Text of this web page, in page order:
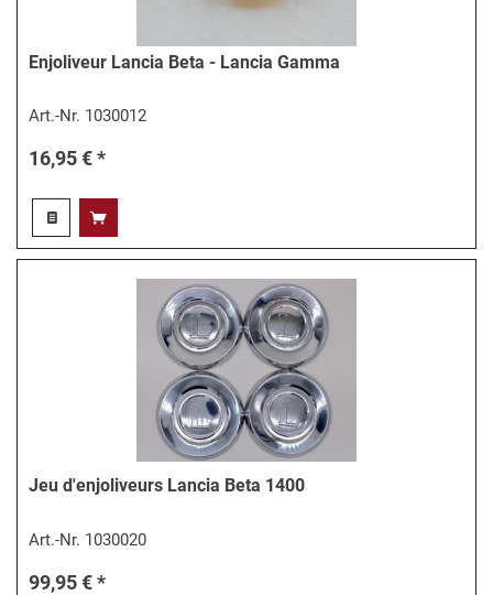
Enjoliveur Lancia Beta - Lancia Gamma
Art.-Nr. 1030012
16,95 € *
Jeu d'enjoliveurs Lancia Beta 1400
Art.-Nr. 1030020
99,95 € *